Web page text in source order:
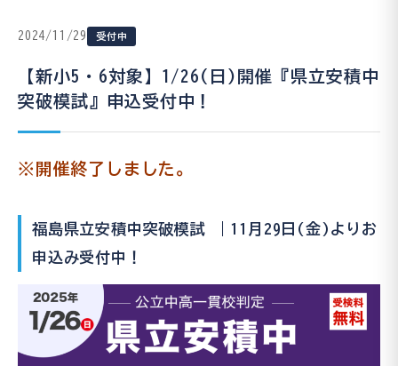
2024/11/29 受付中
【新小5・6対象】1/26(日)開催『県立安積中
突破模試』申込受付中！
※開催終了しました。
福島県立安積中突破模試 ｜11月29日(金)よりお
申込み受付中！